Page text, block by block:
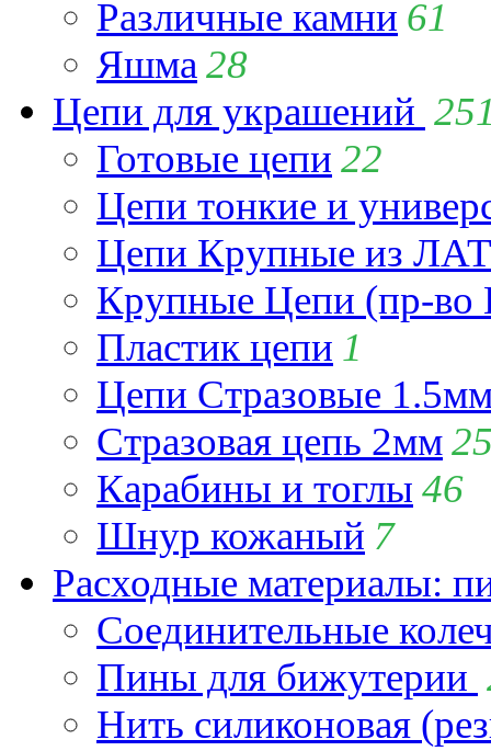
Различные камни 61
Яшма 28
Цепи для украшений
Готовые цепи 22
Цепи тонкие и
Цепи Крупные из
Крупные Цепи (пр-во
Пластик цепи 1
Цепи Стразовые
Стразовая цепь 2мм
Карабины и тоглы 46
Шнур кожаный 7
Расходные материалы:
Соединительные
Пины для бижутерии
Нить силиконовая